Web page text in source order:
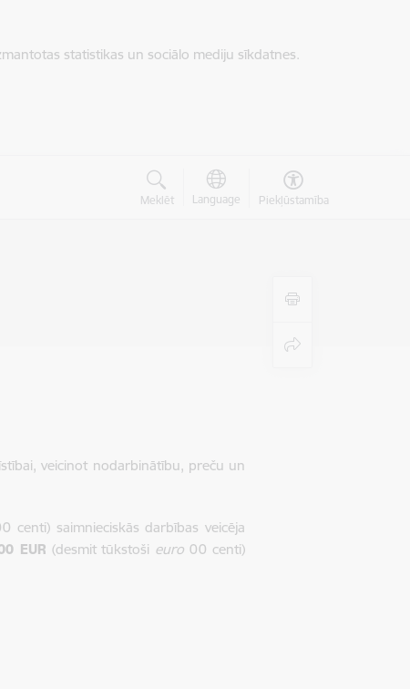
statistikas un sociālo mediju sīkdatnes.
Meklēt Language Piekļūstamība
veicinot nodarbinātību, preču un
centi) saimnieciskās darbības veicēja
EUR (desmit tūkstoši euro00 centi)